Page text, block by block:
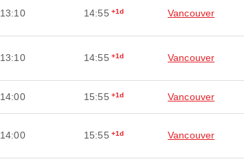
13:10 14:55 +1d Vancouver
13:10 14:55 +1d Vancouver
14:00 15:55 +1d Vancouver
14:00 15:55 +1d Vancouver